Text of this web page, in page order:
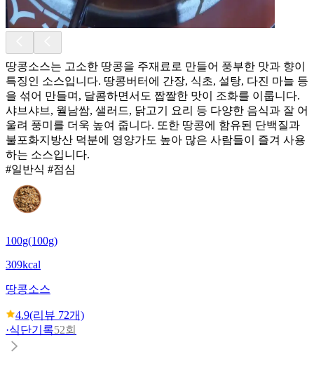
땅콩소스는 고소한 땅콩을 주재료로 만들어 풍부한 맛과 향이
특징인 소스입니다. 땅콩버터에 간장, 식초, 설탕, 다진 마늘 등
을 섞어 만들며, 달콤하면서도 짭짤한 맛이 조화를 이룹니다.
샤브샤브, 월남쌈, 샐러드, 닭고기 요리 등 다양한 음식과 잘 어
울려 풍미를 더욱 높여 줍니다. 또한 땅콩에 함유된 단백질과
불포화지방산 덕분에 영양가도 높아 많은 사람들이 즐겨 사용
하는 소스입니다.
#일반식 #점심
100g(100g)
309kcal
땅콩소스
4.9(리뷰 72개)
·식단기록52회